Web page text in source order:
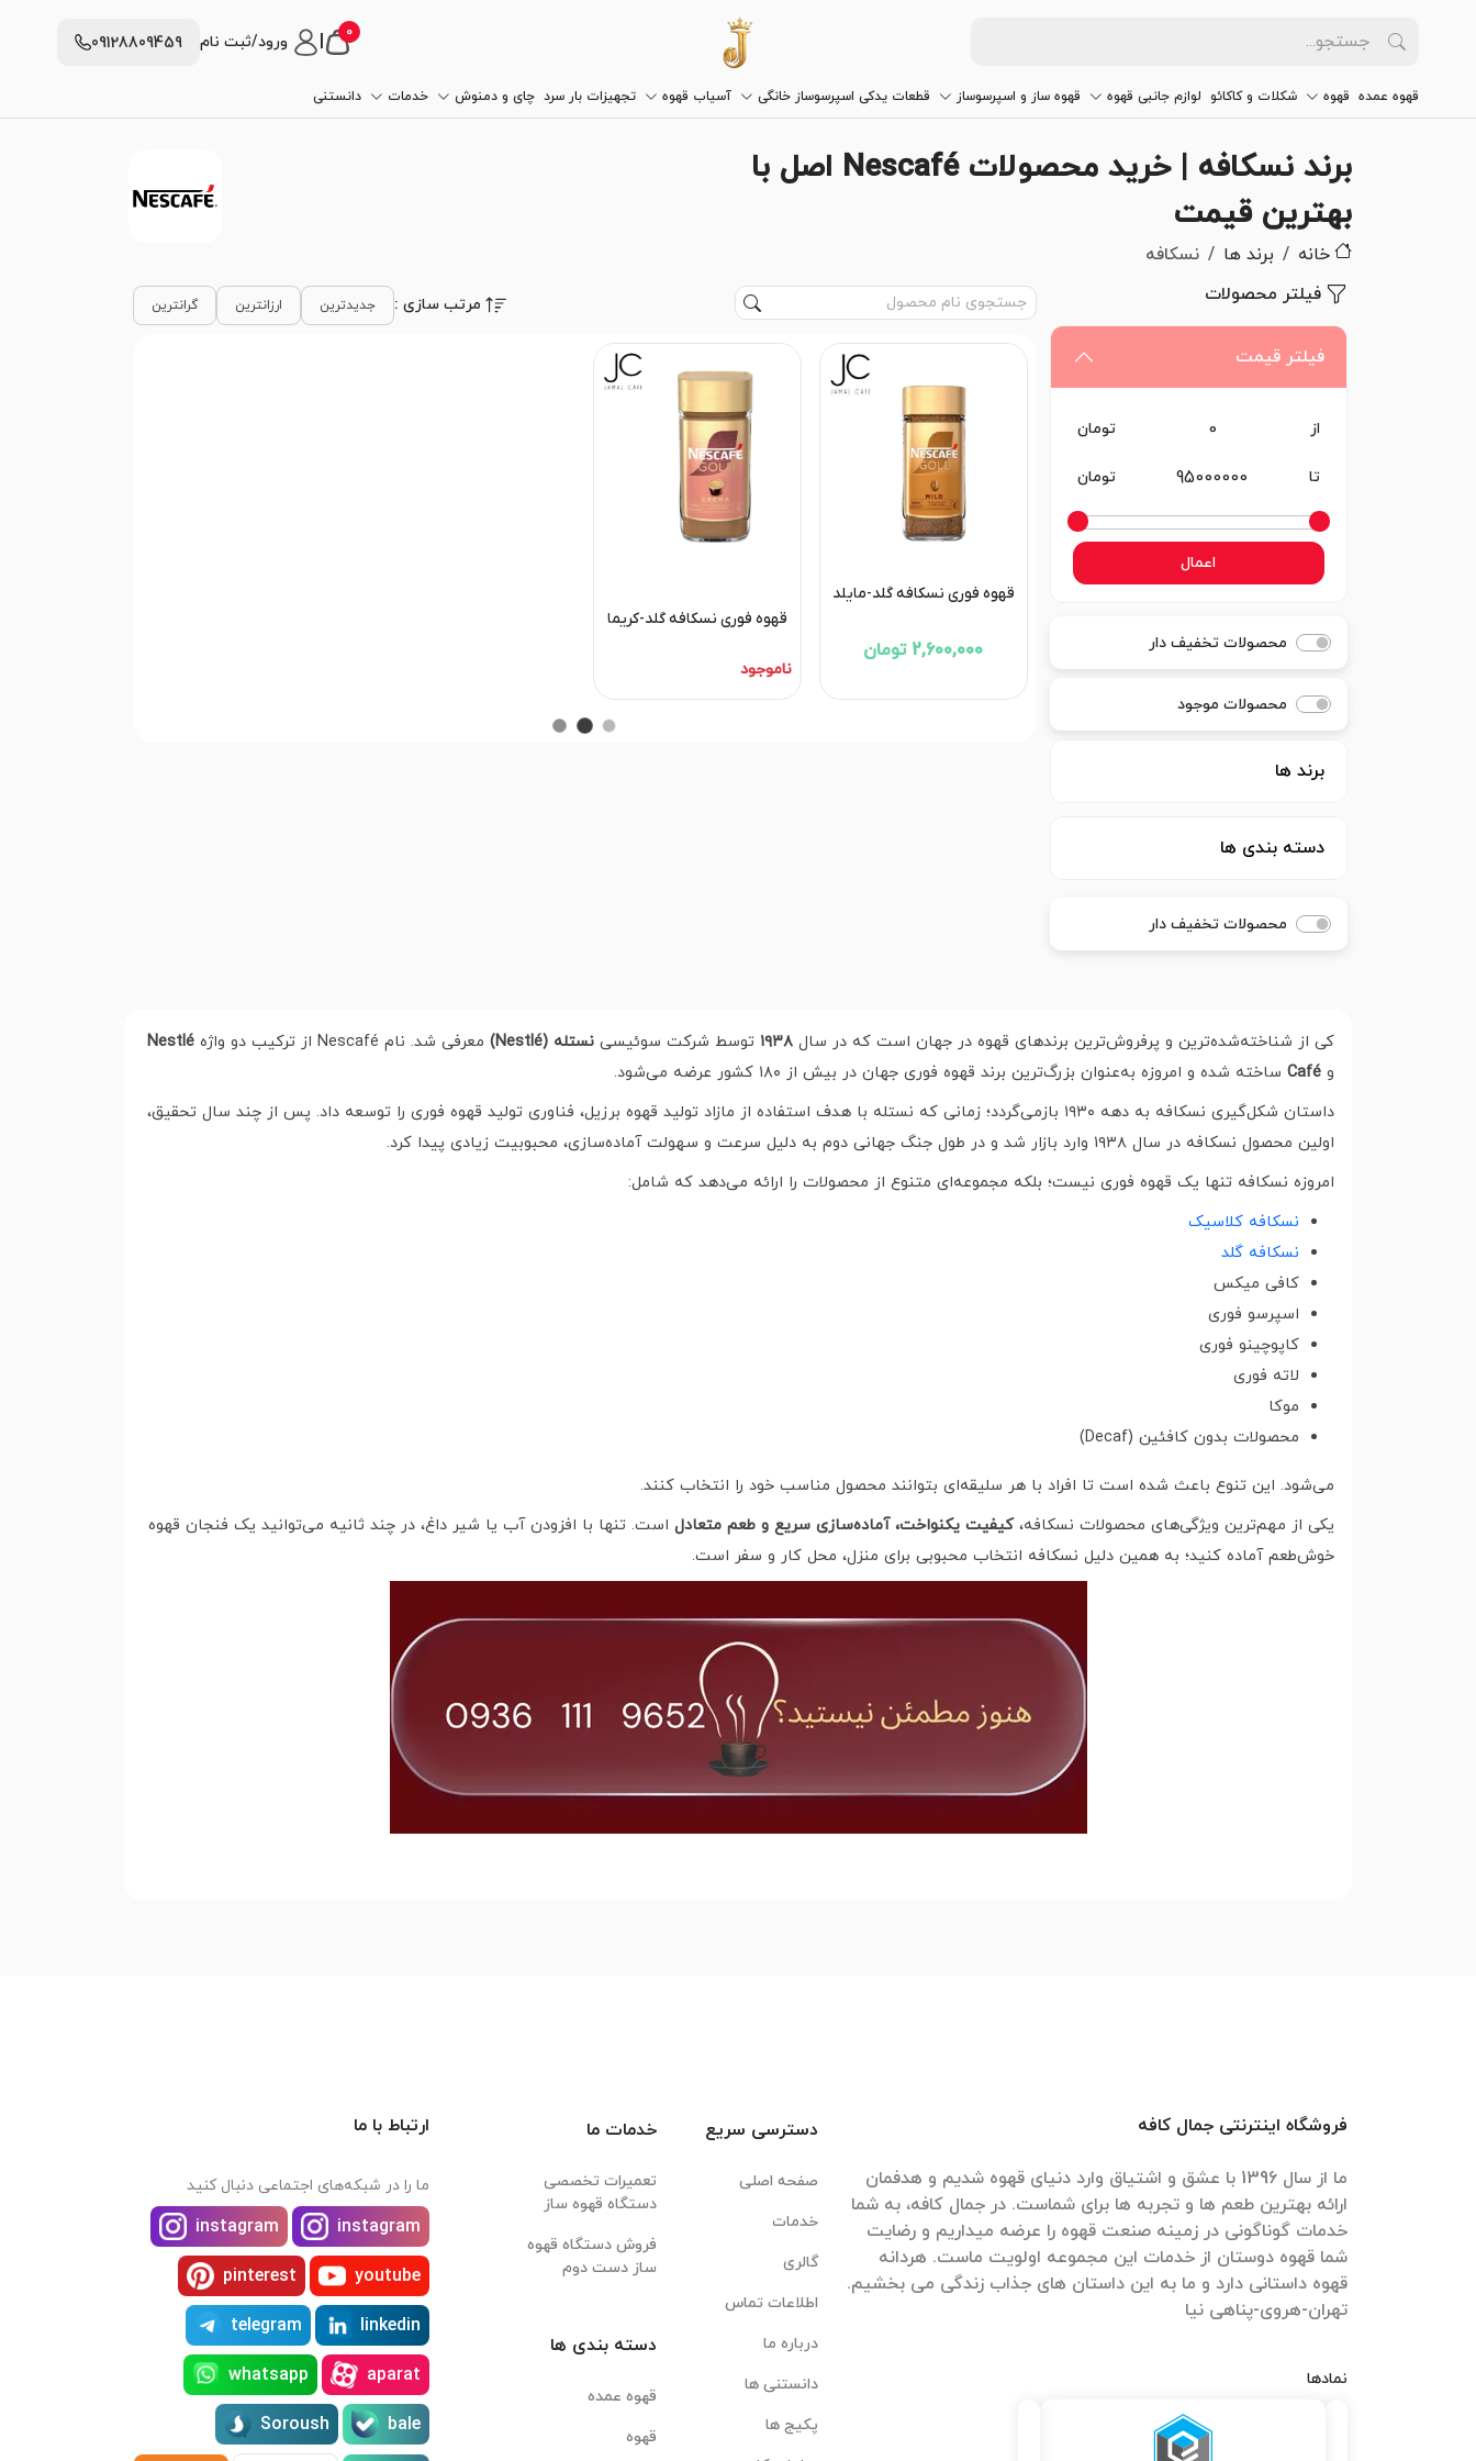
0 ورود/ثبت نام 09128809459
قهوه عمده قهوه شکلات و کاکائو لوازم جانبی قهوه قهوه ساز و اسپرسوساز قطعات یدکی اسپرسوساز خانگی آسیاب قهوه تجهیزات بار سرد چای و دمنوش خدمات دانستنی
برند نسکافه | خرید محصولات Nescafé اصل با
بهترین قیمت
خانه برند ها
نسکافه
فیلتر محصولات
فیلتر قیمت
از تومان
تا تومان
اعمال
محصولات تخفیف دار
محصولات موجود
برند ها
دسته بندی ها
محصولات تخفیف دار
مرتب سازی : جدیدترین ارزانترین گرانترین
قهوه فوری نسکافه گلد-مایلد
2,600,000 تومان
قهوه فوری نسکافه گلد-کریما
ناموجود
کی از شناخته‌شده‌ترین و پرفروش‌ترین برندهای قهوه در جهان است که در سال ۱۹۳۸ توسط شرکت سوئیسی نستله (Nestlé) معرفی شد. نام Nescafé از ترکیب دو واژه
Nestlé
و Caféساخته شده و امروزه به‌عنوان بزرگ‌ترین برند قهوه فوری جهان در بیش از ۱۸۰ کشور عرضه می‌شود.
داستان شکل‌گیری نسکافه به دهه ۱۹۳۰ بازمی‌گردد؛ زمانی که نستله با هدف استفاده از مازاد تولید قهوه برزیل، فناوری تولید قهوه فوری را توسعه داد. پس از چند سال تحقیق،
اولین محصول نسکافه در سال ۱۹۳۸ وارد بازار شد و در طول جنگ جهانی دوم به دلیل سرعت و سهولت آماده‌سازی، محبوبیت زیادی پیدا کرد.
امروزه نسکافه تنها یک قهوه فوری نیست؛ بلکه مجموعه‌ای متنوع از محصولات را ارائه می‌دهد که شامل:
نسکافه کلاسیک
نسکافه گلد
کافی میکس
اسپرسو فوری
کاپوچینو فوری
لاته فوری
موکا
محصولات بدون کافئین (Decaf)
می‌شود. این تنوع باعث شده است تا افراد با هر سلیقه‌ای بتوانند محصول مناسب خود را انتخاب کنند.
یکی از مهم‌ترین ویژگی‌های محصولات نسکافه،کیفیت یکنواخت، آماده‌سازی سریع و طعم متعادلاست. تنها با افزودن آب یا شیر داغ، در چند ثانیه می‌توانید یک فنجان قهوه
خوش‌طعم آماده کنید؛ به همین دلیل نسکافه انتخاب محبوبی برای منزل، محل کار و سفر است.
فروشگاه اینترنتی جمال کافه
ما از سال 1396 با عشق و اشتیاق وارد دنیای قهوه شدیم و هدفمان
ارائه بهترین طعم ها و تجربه ها برای شماست. در جمال کافه، به شما
خدمات گوناگونی در زمینه صنعت قهوه را عرضه میداریم و رضایت
شما قهوه دوستان از خدمات این مجموعه اولویت ماست. هردانه
قهوه داستانی دارد و ما به این داستان های جذاب زندگی می بخشیم.
تهران-هروی-پناهی نیا
نمادها
دسترسی سریع
صفحه اصلی
خدمات
گالری
اطلاعات تماس
درباره ما
دانستنی ها
پکیج ها
خدمات ما
تعمیرات تخصصی
دستگاه قهوه ساز
فروش دستگاه قهوه
ساز دست دوم
دسته بندی ها
قهوه عمده
قهوه
ارتباط با ما
ما را در شبکه‌های اجتماعی دنبال کنید
instagram
instagram
youtube
pinterest
linkedin
telegram
aparat
whatsapp
bale
Soroush